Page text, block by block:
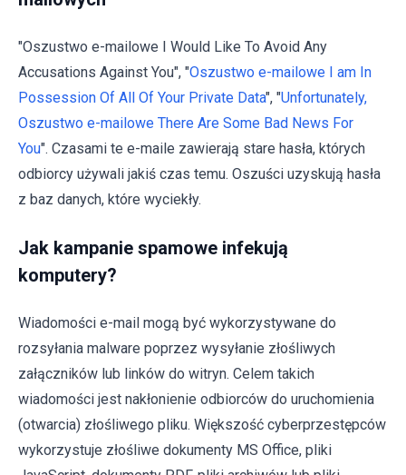
"Oszustwo e-mailowe I Would Like To Avoid Any
Accusations Against You", "Oszustwo e-mailowe I am In
Possession Of All Of Your Private Data", "Unfortunately,
Oszustwo e-mailowe There Are Some Bad News For
You". Czasami te e-maile zawierają stare hasła, których
odbiorcy używali jakiś czas temu. Oszuści uzyskują hasła
z baz danych, które wyciekły.
Jak kampanie spamowe infekują
komputery?
Wiadomości e-mail mogą być wykorzystywane do
rozsyłania malware poprzez wysyłanie złośliwych
załączników lub linków do witryn. Celem takich
wiadomości jest nakłonienie odbiorców do uruchomienia
(otwarcia) złośliwego pliku. Większość cyberprzestępców
wykorzystuje złośliwe dokumenty MS Office, pliki